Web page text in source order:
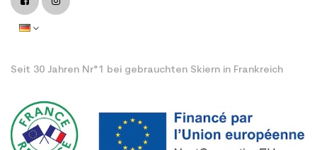
Seit 30 Jahren Nr°1 bei gebrauchten Skiern in Frankreich